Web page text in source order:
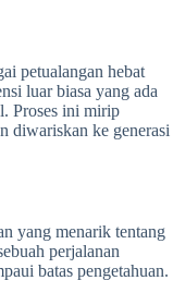
petualangan hebat
luar biasa yang ada
Proses ini mirip
diwariskan ke generasi
yang menarik tentang
perjalanan
batas pengetahuan.